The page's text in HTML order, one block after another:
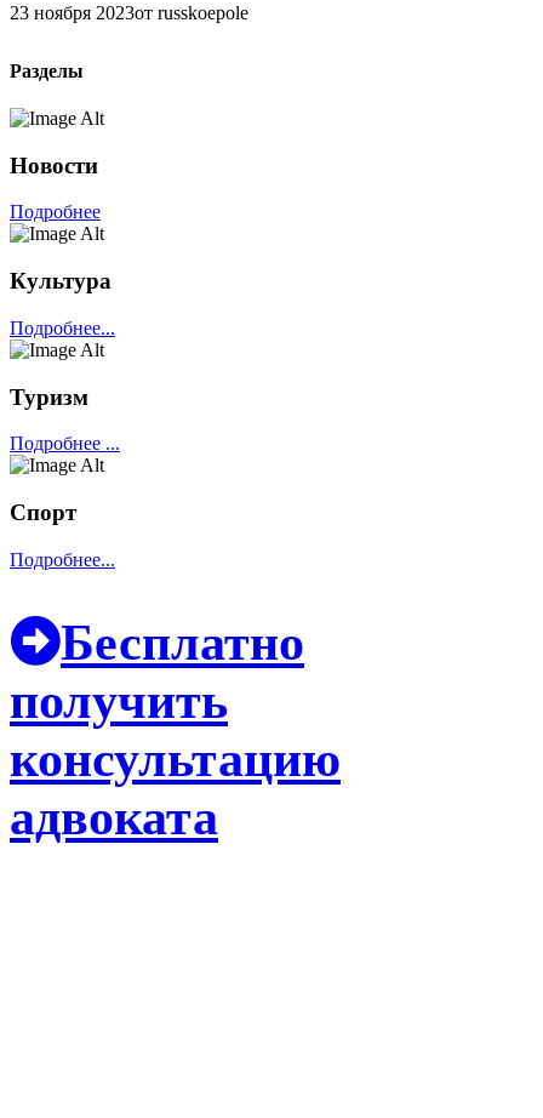
23 ноября 2023от russkoepole
Разделы
Новости
Подробнее
Культура
Подробнее...
Туризм
Подробнее ...
Спорт
Подробнее...
Бесплатно
получить
консультацию
адвоката